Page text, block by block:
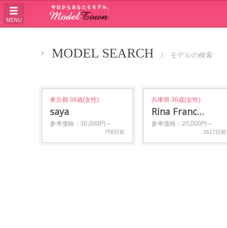
MENU
MODEL SEARCH / モデルの検索
東京都 36歳(女性)
saya
参考価格：30,000円～
758日前
兵庫県 36歳(女性)
Rina Franc…
参考価格：20,000円～
2617日前